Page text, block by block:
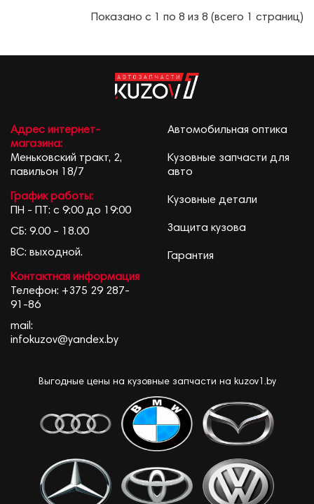
Показано с 1 по 8 из 8 (всего 1 страниц)
Адрес интернет-
магазина:
Меньковский тракт, 2,
павильон 18/7
График работы:
ПН - ПТ: с 9:00 до 19:00
СБ: 9.00 – 18.00
ВС: выходной.
Контактная информация
Телефон: +375 29 287-
91-86
mail:
infokuzov@yandex.by
Автомобильная оптика
Кузовные запчасти для
авто
Кузовные детали
Защита кузова
Гарантия
Выгодные цены на кузовные запчасти на kuzov1.by